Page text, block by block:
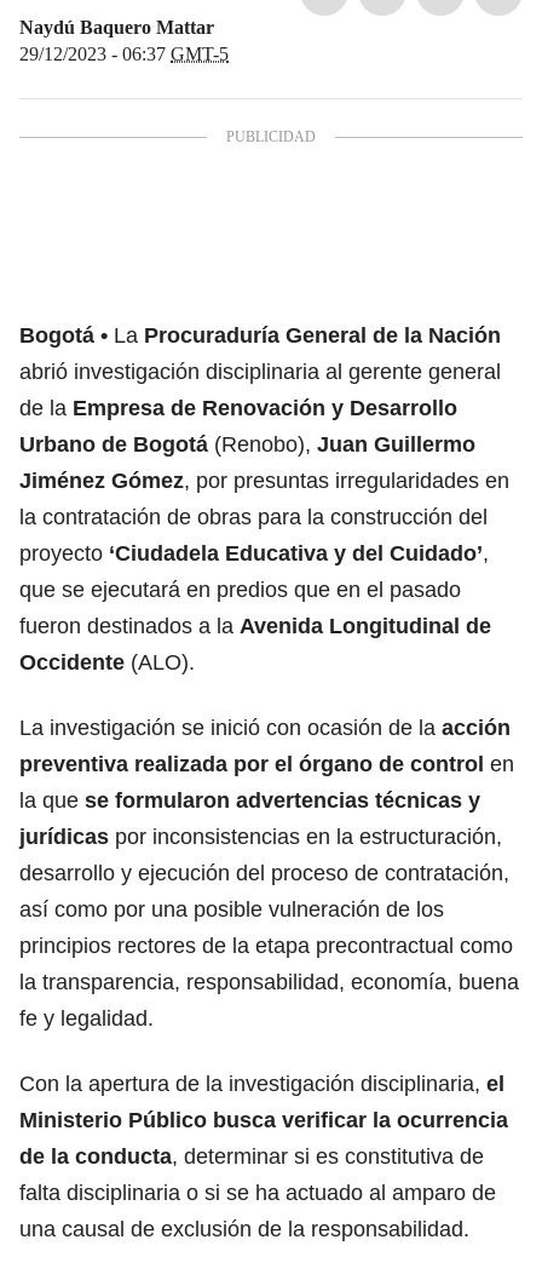
Naydú Baquero Mattar
29/12/2023 - 06:37 GMT-5
Bogotá La Procuraduría General de la Nación
abrió investigación disciplinaria al gerente general
de la Empresa de Renovación y Desarrollo
Urbano de Bogotá (Renobo), Juan Guillermo
Jiménez Gómez, por presuntas irregularidades en
la contratación de obras para la construcción del
proyecto ‘Ciudadela Educativa y del Cuidado’,
que se ejecutará en predios que en el pasado
fueron destinados a la Avenida Longitudinal de
Occidente (ALO).
La investigación se inició con ocasión de la acción
preventiva realizada por el órgano de control en
la que se formularon advertencias técnicas y
jurídicas por inconsistencias en la estructuración,
desarrollo y ejecución del proceso de contratación,
así como por una posible vulneración de los
principios rectores de la etapa precontractual como
la transparencia, responsabilidad, economía, buena
fe y legalidad.
Con la apertura de la investigación disciplinaria, el
Ministerio Público busca verificar la ocurrencia
de la conducta, determinar si es constitutiva de
falta disciplinaria o si se ha actuado al amparo de
una causal de exclusión de la responsabilidad.